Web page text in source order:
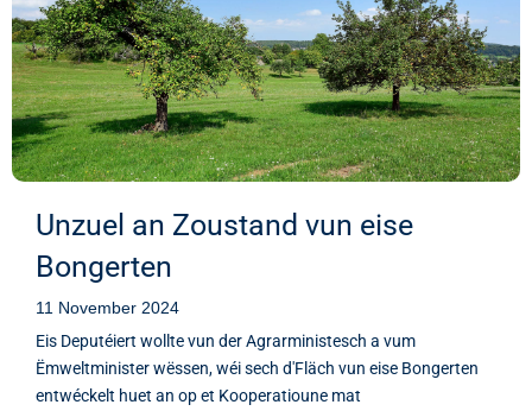
Unzuel an Zoustand vun eise
Bongerten
11 November 2024
Eis Deputéiert wollte vun der Agrarministesch a vum
Ëmweltminister wëssen, wéi sech d'Fläch vun eise Bongerten
entwéckelt huet an op et Kooperatioune mat